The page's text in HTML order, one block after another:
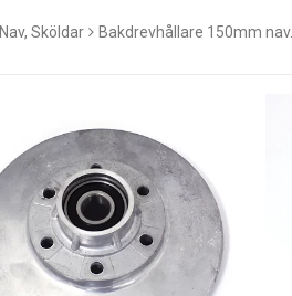
Nav, Sköldar Bakdrevhållare 150mm nav.